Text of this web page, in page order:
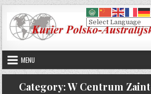
Skip to content
MENU
Category:W Centrum